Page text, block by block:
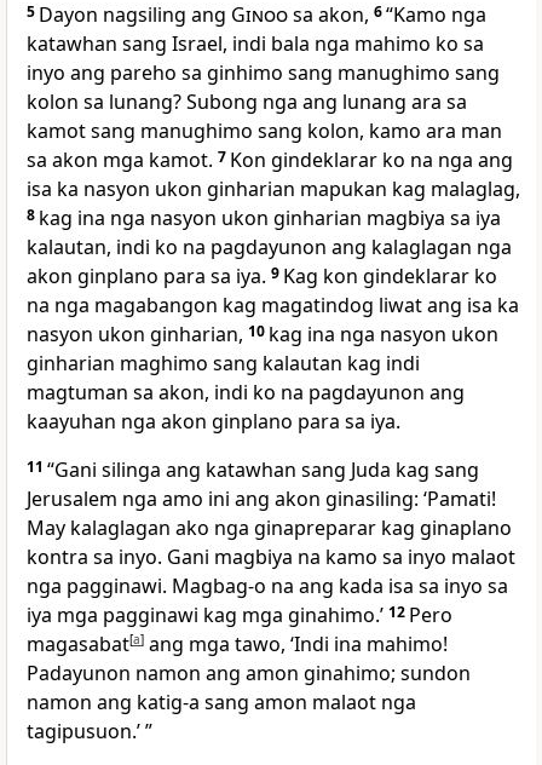
5 Dayon nagsiling ang Ginoosa akon, 6“Kamo nga
katawhan sang Israel, indi bala nga mahimo ko sa
inyo ang pareho sa ginhimo sang manughimo sang
kolon sa lunang? Subong nga ang lunang ara sa
kamot sang manughimo sang kolon, kamo ara man
sa akon mga kamot. 7 Kon gindeklarar ko na nga ang
isa ka nasyon ukon ginharian mapukan kag malaglag,
8 kag ina nga nasyon ukon ginharian magbiya sa iya
kalautan, indi ko na pagdayunon ang kalaglagan nga
akon ginplano para sa iya. 9 Kag kon gindeklarar ko
na nga magabangon kag magatindog liwat ang isa ka
nasyon ukon ginharian, 10 kag ina nga nasyon ukon
ginharian maghimo sang kalautan kag indi
magtuman sa akon, indi ko na pagdayunon ang
kaayuhan nga akon ginplano para sa iya.
11 “Gani silinga ang katawhan sang Juda kag sang
Jerusalem nga amo ini ang akon ginasiling: ‘Pamati!
May kalaglagan ako nga ginapreparar kag ginaplano
kontra sa inyo. Gani magbiya na kamo sa inyo malaot
nga pagginawi. Magbag-o na ang kada isa sa inyo sa
iya mga pagginawi kag mga ginahimo.’ 12 Pero
magasabat[a] ang mga tawo, ‘Indi ina mahimo!
Padayunon namon ang amon ginahimo; sundon
namon ang katig-a sang amon malaot nga
tagipusuon.’ ”